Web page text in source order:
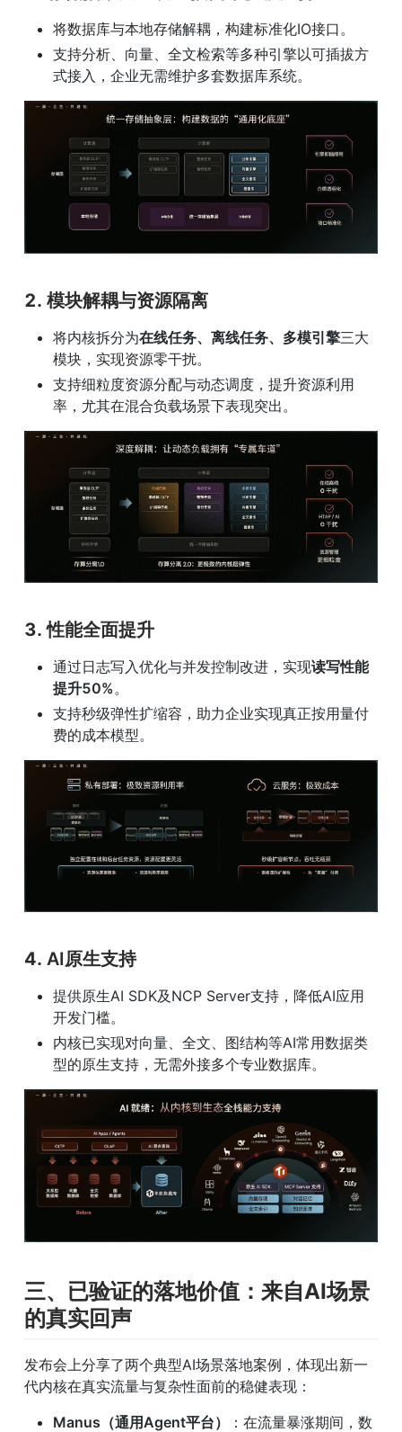
将数据库与本地存储解耦，构建标准化IO接口。
支持分析、向量、全文检索等多种引擎以可插拔方
式接入，企业无需维护多套数据库系统。
2. 模块解耦与资源隔离
将内核拆分为在线任务、离线任务、多模引擎三大
模块，实现资源零干扰。
支持细粒度资源分配与动态调度，提升资源利用
率，尤其在混合负载场景下表现突出。
3. 性能全面提升
通过日志写入优化与并发控制改进，实现读写性能
提升50%。
支持秒级弹性扩缩容，助力企业实现真正按用量付
费的成本模型。
4. AI原生支持
提供原生AI SDK及NCP Server支持，降低AI应用
开发门槛。
内核已实现对向量、全文、图结构等AI常用数据类
型的原生支持，无需外接多个专业数据库。
三、已验证的落地价值：来自AI场景
的真实回声
发布会上分享了两个典型AI场景落地案例，体现出新一
代内核在真实流量与复杂性面前的稳健表现：
Manus（通用Agent平台）
：在流量暴涨期间，数